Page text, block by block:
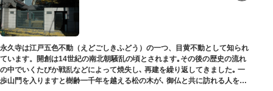
永久寺は江戸五色不動（えどごしきふどう）の一つ、目黄不動として知られ
ています。開創は14世紀の南北朝騒乱の頃とされます｡その後の歴史の流れ
の中でいくたびか戦乱などによって焼失し､ 再建を繰り返してきました｡ 一
歩山門を入りますと樹齢一千年を越える松の木が､ 御仏と共に訪れる人を静